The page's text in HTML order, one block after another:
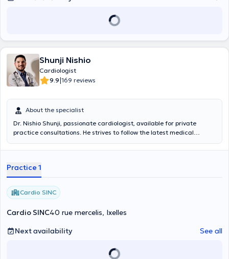
Shunji Nishio
Cardiologist
9.9|169 reviews
About the specialist
Dr. Nishio Shunji, passionate cardiologist, available for private
practice consultations. He strives to follow the latest medical
diagnostic technologies to ensure precise monitoring of your heart
journey by offering you solutions adapted to your situation. Make an
appointment now for a consultation with Dr. Nishio and let's work
together to better understand and protect your heart.
Practice 1
Cardio SINC
Cardio SINC40 rue mercelis, Ixelles
Next availability
See all